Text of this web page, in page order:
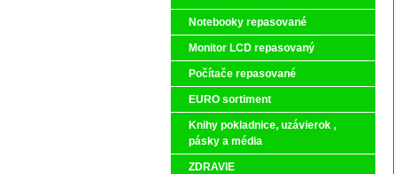
Notebooky repasované
Monitor LCD repasovaný
Počítače repasované
EURO sortiment
Knihy pokladnice, uzávierok ,
pásky a média
ZDRAVIE